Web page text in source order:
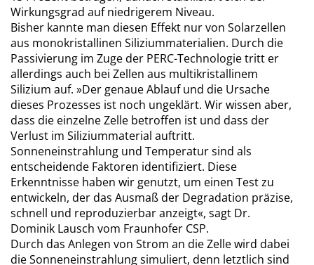
Wirkungsgrad auf niedrigerem Niveau.
Bisher kannte man diesen Effekt nur von Solarzellen
aus monokristallinen Siliziummaterialien. Durch die
Passivierung im Zuge der PERC-Technologie tritt er
allerdings auch bei Zellen aus multikristallinem
Silizium auf. »Der genaue Ablauf und die Ursache
dieses Prozesses ist noch ungeklärt. Wir wissen aber,
dass die einzelne Zelle betroffen ist und dass der
Verlust im Siliziummaterial auftritt.
Sonneneinstrahlung und Temperatur sind als
entscheidende Faktoren identifiziert. Diese
Erkenntnisse haben wir genutzt, um einen Test zu
entwickeln, der das Ausmaß der Degradation präzise,
schnell und reproduzierbar anzeigt«, sagt Dr.
Dominik Lausch vom Fraunhofer CSP.
Durch das Anlegen von Strom an die Zelle wird dabei
die Sonneneinstrahlung simuliert, denn letztlich sind